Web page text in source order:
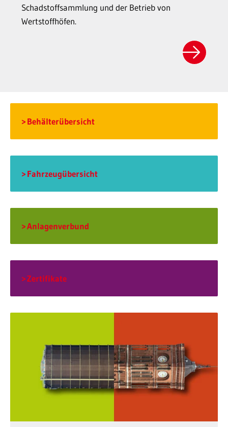
Schadstoffsammlung und der Betrieb von
Wertstoffhöfen.
Behälterübersicht
Fahrzeugübersicht
Anlagenverbund
Zertifikate